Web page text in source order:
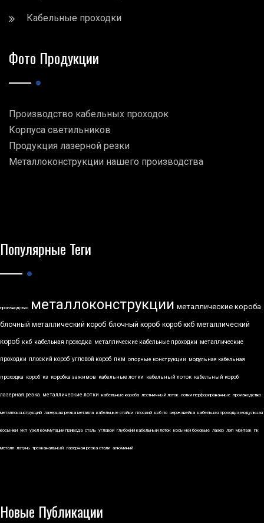
Кабельные проходки
Фото Продукции
Производство кабельных проходок
Корпуса светильников
Продукция лазерной резки
Металлоконструкции нашего производства
Популярные Теги
производство металлоконструкции металлические короба
блочный металлический короб блочный короб короб ккб металлический
короб ккб кабельная проходка металлические кабельные проходки металлические
проходки плоский короб угловой короб пкм опорные конструкции модульная кабельная
проходка короб кз коробка зажимов кабельные лотки кабельный лоток кабельный короб
лазерная резка металлические лотки кабельные короба лестничный лоток лотки перфорированные производство
металлоконструкций лазерная резка металла кабельные стойки плоский ккб по нержавейка кабельная проходка модульная
косынки укп узел коммутации привода сталь угловой глубокий кабельный лоток косынки боковые лазер лэп монтаж пк
металл латунь трехканальный лазерная резка стали алюминий
Новые Публикации